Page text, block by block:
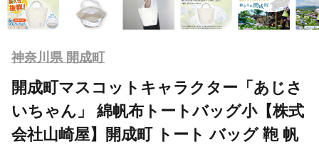
神奈川県 開成町
開成町マスコットキャラクター「あじさ
いちゃん」 綿帆布トートバッグ小【株式
会社山崎屋】開成町 トート バッグ 鞄 帆